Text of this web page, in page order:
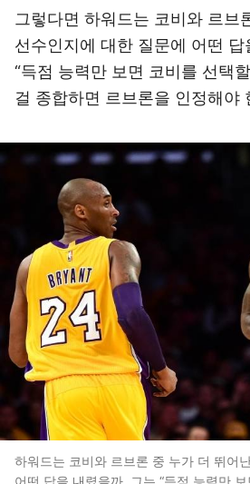
그렇다면 하워드는 코비와 르브
선수인지에 대한 질문에 어떤
“득점 능력만 보면 코비를 선택
걸 종합하면 르브론을 인정해야
하워드는 코비와 르브론 중 누가 더 뛰어
어떤 답을 내렸을까. 그는 “득점 능력만